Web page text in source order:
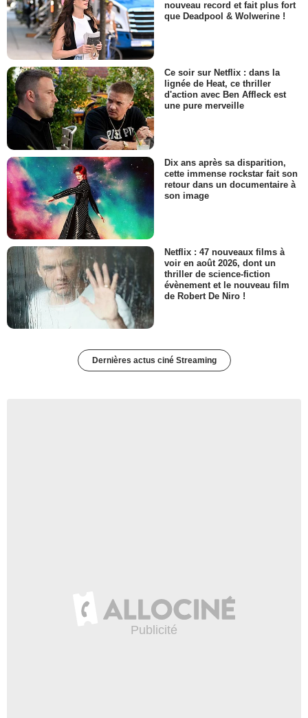
nouveau record et fait plus fort
que Deadpool & Wolwerine !
Ce soir sur Netflix : dans la
lignée de Heat, ce thriller
d'action avec Ben Affleck est
une pure merveille
Dix ans après sa disparition,
cette immense rockstar fait son
retour dans un documentaire à
son image
Netflix : 47 nouveaux films à
voir en août 2026, dont un
thriller de science-fiction
évènement et le nouveau film
de Robert De Niro !
Dernières actus ciné Streaming